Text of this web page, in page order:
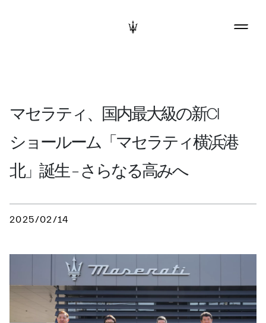
マセラティ、国内最大級の新CI
ショールーム「マセラティ横浜港
北」誕生 – さらなる高みへ
2025/02/14